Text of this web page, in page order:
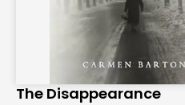
The Disappearance